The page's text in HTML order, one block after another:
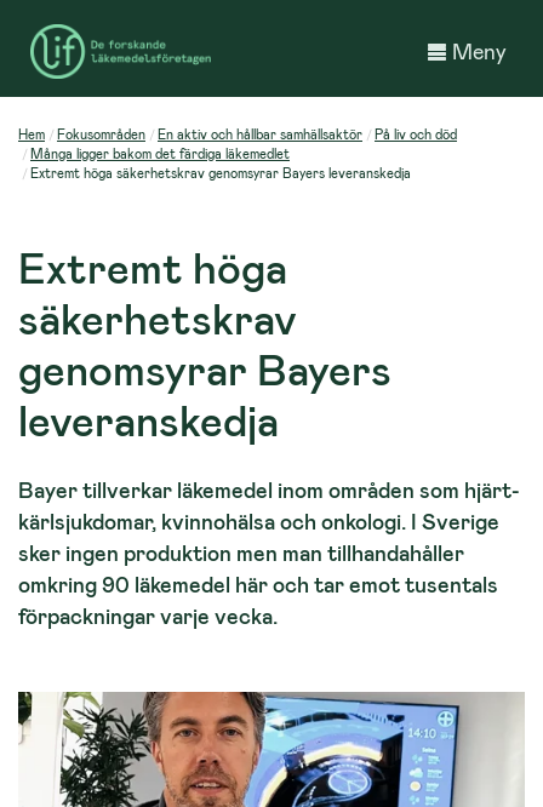
Meny
Hem Fokusområden En aktiv och hållbar samhällsaktör
På liv och död
Många ligger bakom det färdiga läkemedlet
Extremt höga säkerhetskrav genomsyrar Bayers leveranskedja
Extremt höga
säkerhetskrav
genomsyrar Bayers
leveranskedja
Bayer tillverkar läkemedel inom områden som hjärt-
kärlsjukdomar, kvinnohälsa och onkologi. I Sverige
sker ingen produktion men man tillhandahåller
omkring 90 läkemedel här och tar emot tusentals
förpackningar varje vecka.